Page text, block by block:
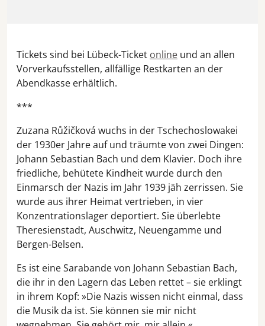
Tickets sind bei Lübeck-Ticket online und an allen
Vorverkaufsstellen, allfällige Restkarten an der
Abendkasse erhältlich.
***
Zuzana Růžičková wuchs in der Tschechoslowakei
der 1930er Jahre auf und träumte von zwei Dingen:
Johann Sebastian Bach und dem Klavier. Doch ihre
friedliche, behütete Kindheit wurde durch den
Einmarsch der Nazis im Jahr 1939 jäh zerrissen. Sie
wurde aus ihrer Heimat vertrieben, in vier
Konzentrationslager deportiert. Sie überlebte
Theresienstadt, Auschwitz, Neuengamme und
Bergen-Belsen.
Es ist eine Sarabande von Johann Sebastian Bach,
die ihr in den Lagern das Leben rettet – sie erklingt
in ihrem Kopf: »Die Nazis wissen nicht einmal, dass
die Musik da ist. Sie können sie mir nicht